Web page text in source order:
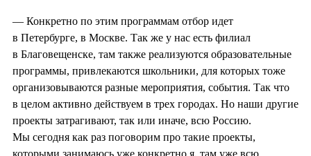
— Конкретно по этим программам отбор идет
в Петербурге, в Москве. Так же у нас есть филиал
в Благовещенске, там также реализуются образовательные
программы, привлекаются школьники, для которых тоже
организовываются разные мероприятия, события. Так что
в целом активно действуем в трех городах. Но наши другие
проекты затрагивают, так или иначе, всю Россию.
Мы сегодня как раз поговорим про такие проекты,
которыми занимаюсь уже конкретно я, там уже всю